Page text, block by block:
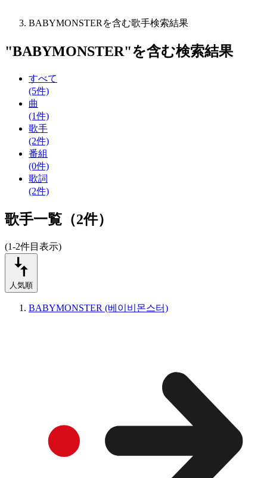
BABYMONSTERを含む歌手検索結果
"BABYMONSTER"を含む検索結果
すべて
(5件)
曲
(1件)
歌手
(2件)
番組
(0件)
歌詞
(2件)
歌手一覧（2件）
(1-2件目表示)
人気順
BABYMONSTER (베이비몬스터)